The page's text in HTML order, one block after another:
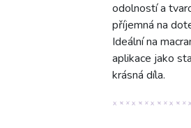
odolností a
příjemná na
Ideální na
aplikace jako
krásná díla.